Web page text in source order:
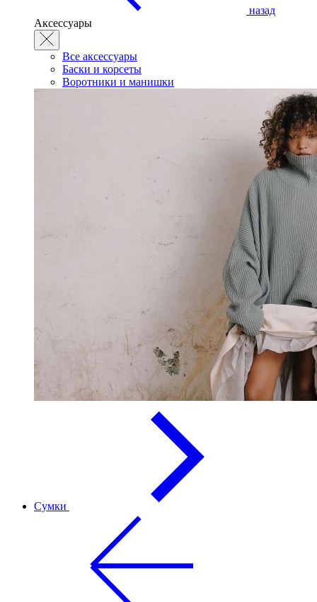
назад
Аксессуары
Все аксессуары
Баски и корсеты
Воротники и манишки
Сумки